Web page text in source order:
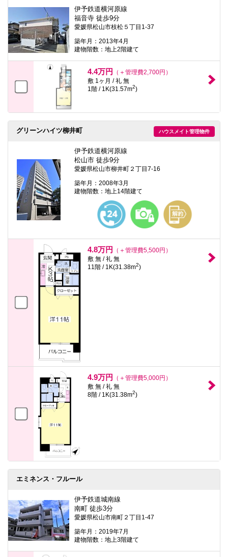
伊予鉄道横河原線
福音寺 徒歩9分
愛媛県松山市枝松５丁目1-37
築年月：2013年4月
建物階数：地上2階建て
4.4万円
（＋管理費2,700円）
敷 1ヶ月 / 礼 無
1階 / 1K(31.57m2)
ハウスメイト管理物件
グリーンハイツ柳井町
伊予鉄道横河原線
松山市 徒歩9分
愛媛県松山市柳井町２丁目7-16
築年月：2008年3月
建物階数：地上14階建て
4.8万円
（＋管理費5,500円）
敷 無 / 礼 無
11階 / 1K(31.38m2)
4.9万円
（＋管理費5,000円）
敷 無 / 礼 無
8階 / 1K(31.38m2)
エミネンス・フルール
伊予鉄道城南線
南町 徒歩3分
愛媛県松山市南町２丁目1-47
築年月：2019年7月
建物階数：地上3階建て